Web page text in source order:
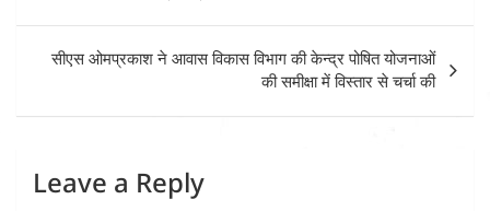
navigation
सीएस ओमप्रकाश ने आवास विकास विभाग की केन्द्र पोषित योजनाओं
की समीक्षा में विस्तार से चर्चा की
Leave a Reply